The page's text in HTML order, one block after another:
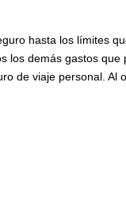
hasta los límites
los demás gastos que
de viaje personal. Al